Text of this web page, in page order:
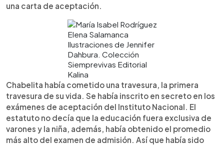
una carta de aceptación.
Elena Salamanca
Ilustraciones de Jennifer
Dahbura. Colección
Siemprevivas Editorial
Kalina
Chabelita había cometido una travesura, la primera
travesura de su vida. Se había inscrito en secreto en los
exámenes de aceptación del Instituto Nacional. El
estatuto no decía que la educación fuera exclusiva de
varones y la niña, además, había obtenido el promedio
más alto del examen de admisión. Así que había sido